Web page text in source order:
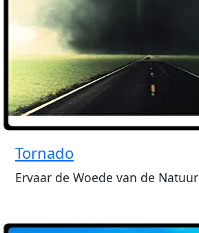
Tornado
Ervaar de Woede van de Natuur